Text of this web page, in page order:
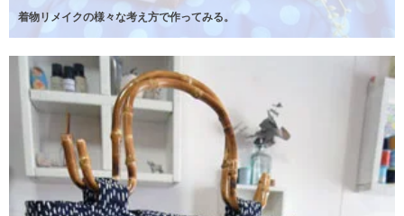
着物リメイクの様々な考え方で作ってみる。